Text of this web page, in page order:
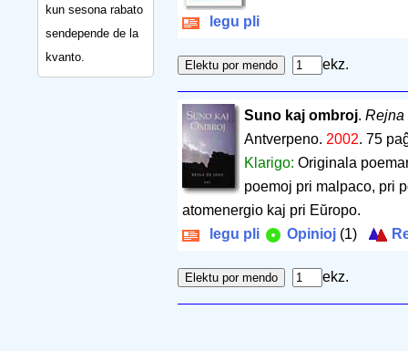
kun sesona rabato
sendepende de la
kvanto.
legu pli
ekz.
Suno kaj ombroj. Rejna
Antverpeno. 2002. 75
Klarigo: Originala
poemoj pri malpaco, pri
atomenergio kaj pri Eŭropo.
legu pli
Opinioj (1)
ekz.